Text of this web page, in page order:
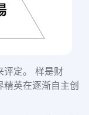
评定。 样是财
精英在逐渐自主创